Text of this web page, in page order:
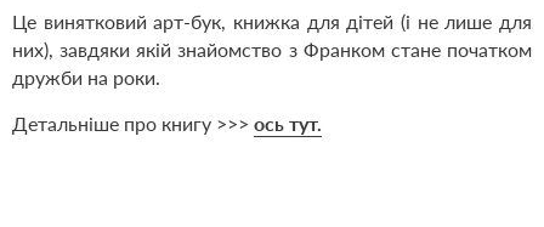
Це винятковий арт-бук, книжка для дітей (і не лише для
них), завдяки якій знайомство з Франком стане початком
дружби на роки.
Детальніше про книгу >>> ось тут.